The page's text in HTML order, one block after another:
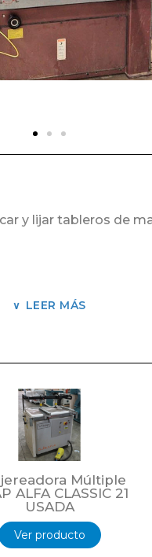
y lijar tableros de
LEER MÁS
Múltiple
ALFA CLASSIC 21
USADA
Ver producto